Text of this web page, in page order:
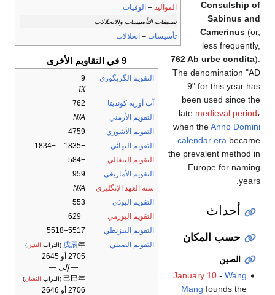
المواليد – الوفيات
تصنيفات التأسيسات والانحلالات
تأسيسات – انحلالات
9 في التقاويم الأخرى
التقويم الگريگوري
9
IX
آب أوربه كونديتا
762
التقويم الأرمني
N/A
التقويم الآشوري
4759
التقويم البهائي
−1835 – −1834
التقويم البنغالي
−584
التقويم الأمازيغي
959
سنة العهد الإنگليزي
N/A
التقويم البوذي
553
التقويم البورمي
−629
التقويم البيزنطي
5517–5518
التقويم الصيني
戊辰年 (التراب التنين)
2705 أو 2645
— إلى —
己巳年 (التراب الثعبان)
2706 أو 2646
Consulship of
Sabinus and
Camerinus (or,
less frequently,
762 Ab urbe condita).
The denomination "AD
9" for this year has
been used since the
late medieval period،
when theAnno Domini
calendar era became
the prevalent method in
Europe for naming
years.
أحداث
حسب المكان
الصين
January 10- Wang
Mang founds the